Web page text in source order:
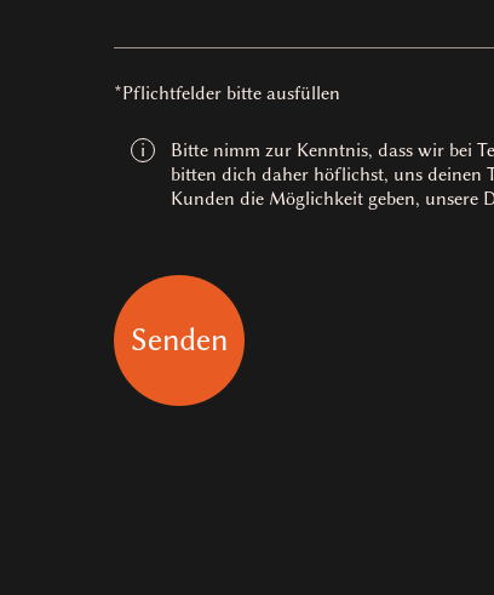
*Pflichtfelder bitte ausfüllen
i
Bitte nimm zur Kenntnis, dass wir bei
bitten dich daher höflichst, uns deinen
Kunden die Möglichkeit geben, unsere